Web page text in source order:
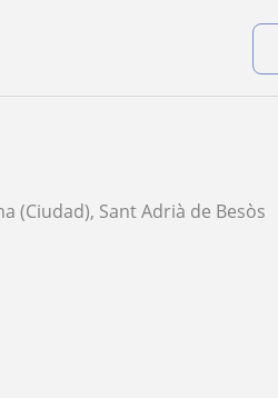
(Ciudad), Sant Adrià de Besòs